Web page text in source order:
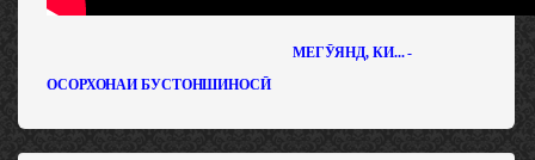
МЕГӮЯНД, КИ... -
ОСОРХОНАИ БУСТОНШИНОСӢ